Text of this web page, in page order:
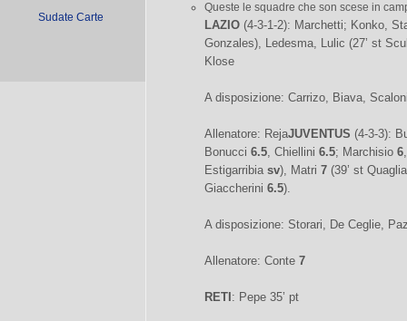
Sudate Carte
Queste le squadre che son scese in
LAZIO (4-3-1-2): Marchetti; Konko,
Gonzales), Ledesma, Lulic (27’ st
Klose
A disposizione: Carrizo, Biava,
Allenatore: RejaJUVENTUS (4-3-3):
Bonucci 6.5, Chiellini 6.5; Marchisio 6
Estigarribiasv), Matri 7 (39’ st
Giaccherini 6.5).
A disposizione: Storari, De Ceglie,
Allenatore: Conte 7
RETI : Pepe 35’ pt